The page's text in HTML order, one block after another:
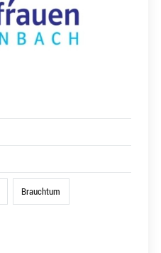
Brauchtum